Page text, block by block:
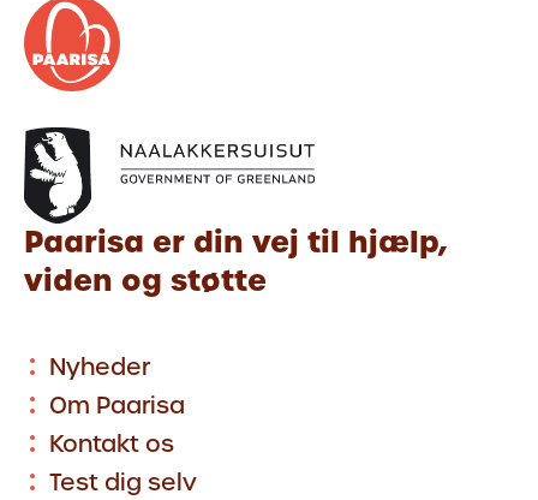
Paarisa er din vej til hjælp,
viden og støtte
Nyheder
Om Paarisa
Kontakt os
Test dig selv